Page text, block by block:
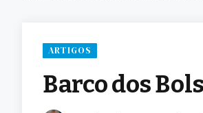
ARTIGOS
Barco dos